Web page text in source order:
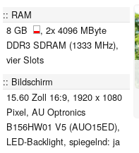
RAM
8 GB
, 2x 4096 MByte
DDR3 SDRAM (1333 MHz),
vier Slots
Bildschirm
15.60 Zoll 16:9, 1920 x 1080
Pixel, AU Optronics
B156HW01 V5 (AUO15ED),
LED-Backlight, spiegelnd: ja